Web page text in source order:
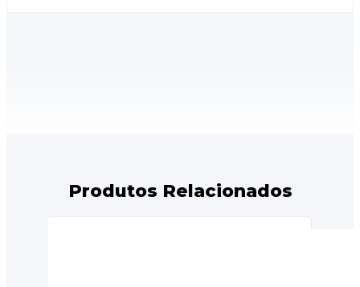
Produtos Relacionados